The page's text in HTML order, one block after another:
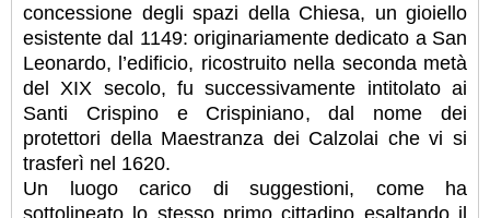
concessione degli spazi della Chiesa, un gioiello
esistente dal 1149: originariamente dedicato a San
Leonardo, l’edificio, ricostruito nella seconda metà
del XIX secolo, fu successivamente intitolato ai
Santi Crispino e Crispiniano, dal nome dei
protettori della Maestranza dei Calzolai che vi si
trasferì nel 1620.
Un luogo carico di suggestioni, come ha
sottolineato lo stesso primo cittadino esaltando il